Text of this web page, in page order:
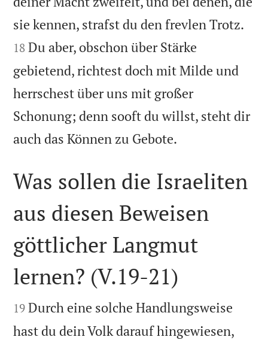
sie kennen, strafst du den frevlen Trotz.
18 Du aber, obschon über Stärke
gebietend, richtest doch mit Milde und
herrschest über uns mit großer
Schonung; denn sooft du willst, steht dir
auch das Können zu Gebote.

Was sollen die Israeliten
aus diesen Beweisen
göttlicher Langmut
lernen? (V.19-21)

19 Durch eine solche Handlungsweise
hast du dein Volk darauf hingewiesen,